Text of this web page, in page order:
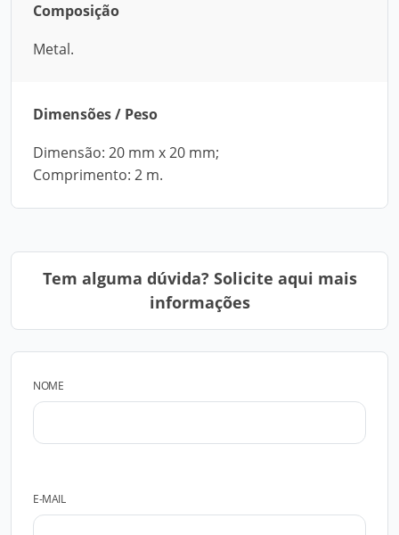
Composição
Metal.
Dimensões / Peso
Dimensão: 20 mm x 20 mm;
Comprimento: 2 m.
Tem alguma dúvida? Solicite aqui mais
informações
NOME
E-MAIL